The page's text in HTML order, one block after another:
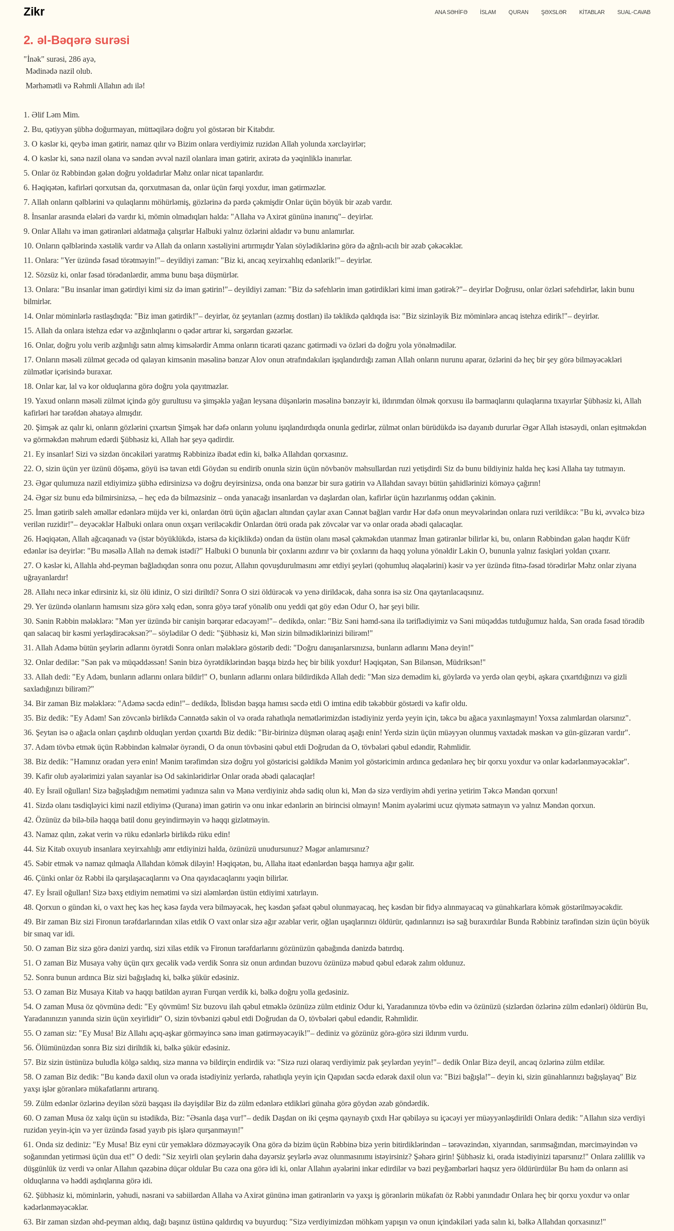
Zikr ANA SƏHİFƏ İSLAM QURAN ŞƏXSLƏR KİTABLAR SUAL-CAVAB
2. əl-Bəqərə surəsi
"İnək" surəsi, 286 ayə,
Mədinədə nazil olub.
Mərhəmətli və Rəhmli Allahın adı ilə!
1. Əlif Ləm Mim.
2. Bu, qətiyyən şübhə doğurmayan, müttəqilərə doğru yol göstərən bir Kitabdır.
3. O kəslər ki, qeybə iman gətirir, namaz qılır və Bizim onlara verdiyimiz ruzidən Allah yolunda xərcləyirlər;
4. O kəslər ki, sənə nazil olana və səndən əvvəl nazil olanlara iman gətirir, axirətə də yəqinliklə inanırlar.
5. Onlar öz Rəbbindən gələn doğru yoldadırlar Məhz onlar nicat tapanlardır.
6. Həqiqətən, kafirləri qorxutsan da, qorxutmasan da, onlar üçün fərqi yoxdur, iman gətirməzlər.
7. Allah onların qəlblərini və qulaqlarını möhürləmiş, gözlərinə də pərdə çəkmişdir Onlar üçün böyük bir əzab vardır.
8. İnsanlar arasında elələri də vardır ki, mömin olmadıqları halda: "Allaha və Axirət gününə inanırıq"– deyirlər.
9. Onlar Allahı və iman gətirənləri aldatmağa çalışırlar Halbuki yalnız özlərini aldadır və bunu anlamırlar.
10. Onların qəlblərində xəstəlik vardır və Allah da onların xəstəliyini artırmışdır Yalan söylədiklərinə görə də ağrılı-acılı bir əzab çəkəcəklər.
11. Onlara: "Yer üzündə fəsad törətməyin!"– deyildiyi zaman: "Biz ki, ancaq xeyirxahlıq edənlərik!"– deyirlər.
12. Sözsüz ki, onlar fəsad törədənlərdir, amma bunu başa düşmürlər.
13. Onlara: "Bu insanlar iman gətirdiyi kimi siz də iman gətirin!"– deyildiyi zaman: "Biz də səfehlərin iman gətirdikləri kimi iman gətirək?"– deyirlər Doğrusu, onlar özləri səfehdirlər, lakin bunu
bilmirlər.
14. Onlar möminlərlə rastlaşdıqda: "Biz iman gətirdik!"– deyirlər, öz şeytanları (azmış dostları) ilə təklikdə qaldıqda isə: "Biz sizinləyik Biz möminlərə ancaq istehza edirik!"– deyirlər.
15. Allah da onlara istehza edər və azğınlıqlarını o qədər artırar ki, sərgərdan gəzərlər.
16. Onlar, doğru yolu verib azğınlığı satın almış kimsələrdir Amma onların ticarəti qazanc gətirmədi və özləri də doğru yola yönəlmədilər.
17. Onların məsəli zülmət gecədə od qalayan kimsənin məsəlinə bənzər Alov onun ətrafındakıları işıqlandırdığı zaman Allah onların nurunu aparar, özlərini də heç bir şey görə bilməyəcəkləri
zülmətlər içərisində buraxar.
18. Onlar kar, lal və kor olduqlarına görə doğru yola qayıtmazlar.
19. Yaxud onların məsəli zülmət içində göy gurultusu və şimşəklə yağan leysana düşənlərin məsəlinə bənzəyir ki, ildırımdan ölmək qorxusu ilə barmaqlarını qulaqlarına tıxayırlar Şübhəsiz ki, Allah
kafirləri hər tərəfdən əhatəyə almışdır.
20. Şimşək az qalır ki, onların gözlərini çıxartsın Şimşək hər dəfə onların yolunu işıqlandırdıqda onunla gedirlər, zülmət onları bürüdükdə isə dayanıb dururlar Əgər Allah istəsəydi, onları eşitməkdən
və görməkdən məhrum edərdi Şübhəsiz ki, Allah hər şeyə qadirdir.
21. Ey insanlar! Sizi və sizdən öncəkiləri yaratmış Rəbbinizə ibadət edin ki, bəlkə Allahdan qorxasınız.
22. O, sizin üçün yer üzünü döşəmə, göyü isə tavan etdi Göydən su endirib onunla sizin üçün növbənöv məhsullardan ruzi yetişdirdi Siz də bunu bildiyiniz halda heç kəsi Allaha tay tutmayın.
23. Əgər qulumuza nazil etdiyimizə şübhə edirsinizsə və doğru deyirsinizsə, onda ona bənzər bir surə gətirin və Allahdan savayı bütün şahidlərinizi köməyə çağırın!
24. Əgər siz bunu edə bilmirsinizsə, – heç edə də bilməzsiniz – onda yanacağı insanlardan və daşlardan olan, kafirlər üçün hazırlanmış oddan çəkinin.
25. İman gətirib saleh əməllər edənlərə müjdə ver ki, onlardan ötrü üçün ağacları altından çaylar axan Cənnət bağları vardır Hər dəfə onun meyvələrindən onlara ruzi verildikcə: "Bu ki, əvvəlcə bizə
verilən ruzidir!"– deyəcəklər Halbuki onlara onun oxşarı veriləcəkdir Onlardan ötrü orada pak zövcələr var və onlar orada əbədi qalacaqlar.
26. Həqiqətən, Allah ağcaqanadı və (istər böyüklükdə, istərsə də kiçiklikdə) ondan da üstün olanı məsəl çəkməkdən utanmaz İman gətirənlər bilirlər ki, bu, onların Rəbbindən gələn haqdır Küfr
edənlər isə deyirlər: "Bu məsəllə Allah nə demək istədi?" Halbuki O bununla bir çoxlarını azdırır və bir çoxlarını da haqq yoluna yönəldir Lakin O, bununla yalnız fasiqləri yoldan çıxarır.
27. O kəslər ki, Allahla əhd-peyman bağladıqdan sonra onu pozur, Allahın qovuşdurulmasını əmr etdiyi şeyləri (qohumluq əlaqələrini) kəsir və yer üzündə fitnə-fəsad törədirlər Məhz onlar ziyana
uğrayanlardır!
28. Allahı necə inkar edirsiniz ki, siz ölü idiniz, O sizi diriltdi? Sonra O sizi öldürəcək və yenə dirildəcək, daha sonra isə siz Ona qaytarılacaqsınız.
29. Yer üzündə olanların hamısını sizə görə xəlq edən, sonra göyə tərəf yönəlib onu yeddi qat göy edən Odur O, hər şeyi bilir.
30. Sənin Rəbbin mələklərə: "Mən yer üzündə bir canişin bərqərar edəcəyəm!"– dedikdə, onlar: "Biz Səni həmd-səna ilə təriflədiyimiz və Səni müqəddəs tutduğumuz halda, Sən orada fəsad törədib
qan salacaq bir kəsmi yerləşdirəcəksən?"– söylədilər O dedi: "Şübhəsiz ki, Mən sizin bilmədiklərinizi bilirəm!"
31. Allah Adəmə bütün şeylərin adlarını öyrətdi Sonra onları mələklərə göstərib dedi: "Doğru danışanlarsınızsa, bunların adlarını Mənə deyin!"
32. Onlar dedilər: "Sən pak və müqəddəssən! Sənin bizə öyrətdiklərindən başqa bizdə heç bir bilik yoxdur! Həqiqətən, Sən Bilənsən, Müdriksən!"
33. Allah dedi: "Ey Adəm, bunların adlarını onlara bildir!" O, bunların adlarını onlara bildirdikdə Allah dedi: "Mən sizə demədim ki, göylərdə və yerdə olan qeybi, aşkara çıxartdığınızı və gizli
saxladığınızı bilirəm?"
34. Bir zaman Biz mələklərə: "Adəmə səcdə edin!"– dedikdə, İblisdən başqa hamısı səcdə etdi O imtina edib təkəbbür göstərdi və kafir oldu.
35. Biz dedik: "Ey Adəm! Sən zövcənlə birlikdə Cənnətdə sakin ol və orada rahatlıqla nemətlərimizdən istədiyiniz yerdə yeyin için, təkcə bu ağaca yaxınlaşmayın! Yoxsa zalımlardan olarsınız".
36. Şeytan isə o ağacla onları çaşdırıb olduqları yerdən çıxartdı Biz dedik: "Bir-birinizə düşmən olaraq aşağı enin! Yerdə sizin üçün müəyyən olunmuş vaxtadək məskən və gün-güzəran vardır".
37. Adəm tövbə etmək üçün Rəbbindən kəlmələr öyrəndi, O da onun tövbəsini qəbul etdi Doğrudan da O, tövbələri qəbul edəndir, Rəhmlidir.
38. Biz dedik: "Hamınız oradan yerə enin! Mənim tərəfimdən sizə doğru yol göstəricisi gəldikdə Mənim yol göstəricimin ardınca gedənlərə heç bir qorxu yoxdur və onlar kədərlənməyəcəklər".
39. Kafir olub ayələrimizi yalan sayanlar isə Od sakinləridirlər Onlar orada əbədi qalacaqlar!
40. Ey İsrail oğulları! Sizə bağışladığım nemətimi yadınıza salın və Mənə verdiyiniz əhdə sadiq olun ki, Mən də sizə verdiyim əhdi yerinə yetirim Təkcə Məndən qorxun!
41. Sizdə olanı təsdiqləyici kimi nazil etdiyimə (Qurana) iman gətirin və onu inkar edənlərin ən birincisi olmayın! Mənim ayələrimi ucuz qiymətə satmayın və yalnız Məndən qorxun.
42. Özünüz də bilə-bilə haqqa batil donu geyindirməyin və haqqı gizlətməyin.
43. Namaz qılın, zəkat verin və rüku edənlərlə birlikdə rüku edin!
44. Siz Kitab oxuyub insanlara xeyirxahlığı əmr etdiyinizi halda, özünüzü unudursunuz? Məgər anlamırsınız?
45. Səbir etmək və namaz qılmaqla Allahdan kömək diləyin! Həqiqətən, bu, Allaha itaət edənlərdən başqa hamıya ağır gəlir.
46. Çünki onlar öz Rəbbi ilə qarşılaşacaqlarını və Ona qayıdacaqlarını yəqin bilirlər.
47. Ey İsrail oğulları! Sizə bəxş etdiyim nemətimi və sizi aləmlərdən üstün etdiyimi xatırlayın.
48. Qorxun o gündən ki, o vaxt heç kəs heç kəsə fayda verə bilməyəcək, heç kəsdən şəfaət qəbul olunmayacaq, heç kəsdən bir fidyə alınmayacaq və günahkarlara kömək göstərilməyəcəkdir.
49. Bir zaman Biz sizi Fironun tərəfdarlarından xilas etdik O vaxt onlar sizə ağır əzablar verir, oğlan uşaqlarınızı öldürür, qadınlarınızı isə sağ buraxırdılar Bunda Rəbbiniz tərəfindən sizin üçün böyük
bir sınaq var idi.
50. O zaman Biz sizə görə dənizi yardıq, sizi xilas etdik və Fironun tərəfdarlarını gözünüzün qabağında dənizdə batırdıq.
51. O zaman Biz Musaya vəhy üçün qırx gecəlik vədə verdik Sonra siz onun ardından buzovu özünüzə məbud qəbul edərək zalım oldunuz.
52. Sonra bunun ardınca Biz sizi bağışladıq ki, bəlkə şükür edəsiniz.
53. O zaman Biz Musaya Kitab və haqqı batildən ayıran Furqan verdik ki, bəlkə doğru yolla gedəsiniz.
54. O zaman Musa öz qövmünə dedi: "Ey qövmüm! Siz buzovu ilah qəbul etməklə özünüzə zülm etdiniz Odur ki, Yaradanınıza tövbə edin və özünüzü (sizlərdən özlərinə zülm edənləri) öldürün Bu,
Yaradanınızın yanında sizin üçün xeyirlidir" O, sizin tövbənizi qəbul etdi Doğrudan da O, tövbələri qəbul edəndir, Rəhmlidir.
55. O zaman siz: "Ey Musa! Biz Allahı açıq-aşkar görməyincə sənə iman gətirməyəcəyik!"– dediniz və gözünüz görə-görə sizi ildırım vurdu.
56. Ölümünüzdən sonra Biz sizi diriltdik ki, bəlkə şükür edəsiniz.
57. Biz sizin üstünüzə buludla kölgə saldıq, sizə manna və bildirçin endirdik və: "Sizə ruzi olaraq verdiyimiz pak şeylərdən yeyin!"– dedik Onlar Bizə deyil, ancaq özlərinə zülm etdilər.
58. O zaman Biz dedik: "Bu kəndə daxil olun və orada istədiyiniz yerlərdə, rahatlıqla yeyin için Qapıdan səcdə edərək daxil olun və: "Bizi bağışla!"– deyin ki, sizin günahlarınızı bağışlayaq" Biz
yaxşı işlər görənlərə mükafatlarını artırarıq.
59. Zülm edənlər özlərinə deyilən sözü başqası ilə dəyişdilər Biz də zülm edənlərə etdikləri günaha görə göydən əzab göndərdik.
60. O zaman Musa öz xalqı üçün su istədikdə, Biz: "Əsanla daşa vur!"– dedik Daşdan on iki çeşmə qaynayıb çıxdı Hər qəbiləyə su içəcəyi yer müəyyənləşdirildi Onlara dedik: "Allahın sizə verdiyi
ruzidən yeyin-için və yer üzündə fəsad yayıb pis işlərə qurşanmayın!"
61. Onda siz dediniz: "Ey Musa! Biz eyni cür yeməklərə dözməyəcəyik Ona görə də bizim üçün Rəbbinə bizə yerin bitirdiklərindən – tərəvəzindən, xiyarından, sarımsağından, mərciməyindən və
soğanından yetirməsi üçün dua et!" O dedi: "Siz xeyirli olan şeylərin daha dəyərsiz şeylərlə əvəz olunmasınımı istəyirsiniz? Şəhərə girin! Şübhəsiz ki, orada istədiyinizi taparsınız!" Onlara zəlillik və
düşgünlük üz verdi və onlar Allahın qəzəbinə düçar oldular Bu cəza ona görə idi ki, onlar Allahın ayələrini inkar edirdilər və bəzi peyğəmbərləri haqsız yerə öldürürdülər Bu həm də onların asi
olduqlarına və həddi aşdıqlarına görə idi.
62. Şübhəsiz ki, möminlərin, yəhudi, nəsrani və sabiilərdən Allaha və Axirət gününə iman gətirənlərin və yaxşı iş görənlərin mükafatı öz Rəbbi yanındadır Onlara heç bir qorxu yoxdur və onlar
kədərlənməyəcəklər.
63. Bir zaman sizdən əhd-peyman aldıq, dağı başınız üstünə qaldırdıq və buyurduq: "Sizə verdiyimizdən möhkəm yapışın və onun içindəkiləri yada salın ki, bəlkə Allahdan qorxasınız!"